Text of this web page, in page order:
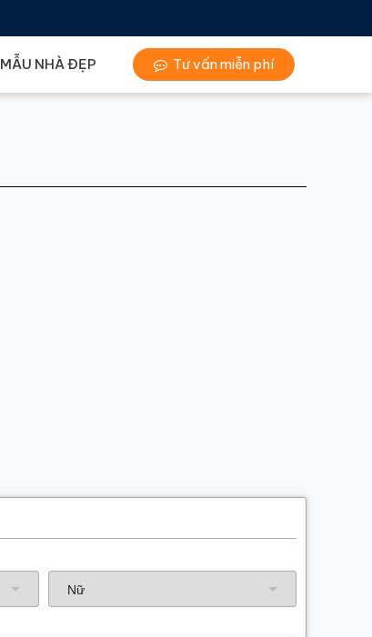
MẪU NHÀ ĐẸP Tư vấn miễn phí